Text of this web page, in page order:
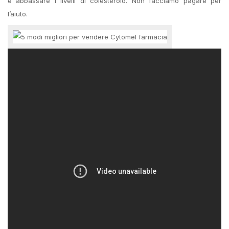
l’aiuto.